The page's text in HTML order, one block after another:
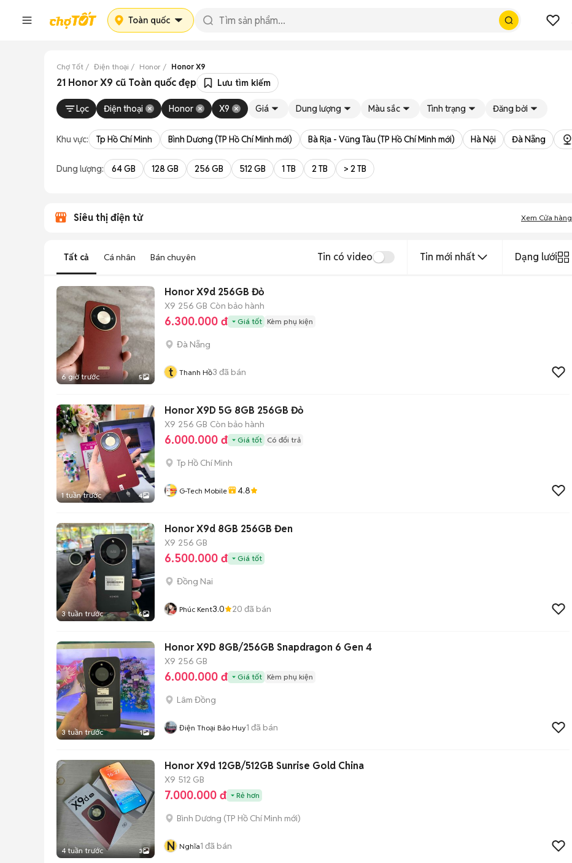
Toàn quốc
Chợ Tốt Điện thoại Honor Honor X9
21 Honor X9 cũ Toàn quốc đẹp Lưu tìm kiếm
Lọc Điện thoại Honor X9 Giá Dung lượng Màu sắc Tình trạng Đăng bởi
Khu vực: Tp Hồ Chí Minh Bình Dương (TP Hồ Chí Minh mới) Bà Rịa - Vũng Tàu (TP Hồ Chí Minh mới) Hà Nội Đà Nẵng
Dung lượng: 64 GB 128 GB 256 GB 512 GB 1 TB 2 TB > 2 TB
Siêu thị điện tử Xem Cửa hàng
Tất cả Cá nhân Bán chuyên Tin có video Tin mới nhất Dạng lưới
6 giờ trước 5
Honor X9d 256GB Đỏ
X9 256 GB Còn bảo hành
6.300.000 đ Giá tốt Kèm phụ kiện
Đà Nẵng
t Thanh Hồ3 đã bán
1 tuần trước 4
Honor X9D 5G 8GB 256GB Đỏ
X9 256 GB Còn bảo hành
6.000.000 đ Giá tốt Có đổi trả
Tp Hồ Chí Minh
G-Tech Mobile 4.8
3 tuần trước 6
Honor X9d 8GB 256GB Đen
X9 256 GB
6.500.000 đ Giá tốt
Đồng Nai
Phúc Kent3.0 20 đã bán
3 tuần trước 1
Honor X9D 8GB/256GB Snapdragon 6 Gen 4
X9 256 GB
6.000.000 đ Giá tốt Kèm phụ kiện
Lâm Đồng
Điện Thoại Bảo Huy1 đã bán
4 tuần trước 3
Honor X9d 12GB/512GB Sunrise Gold China
X9 512 GB
7.000.000 đ Rẻ hơn
Bình Dương (TP Hồ Chí Minh mới)
N Nghĩa1 đã bán